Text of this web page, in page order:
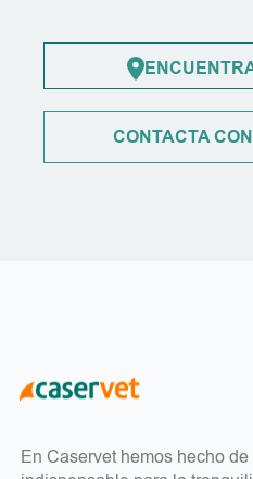
CONTACTA
En Caservet hemos hecho